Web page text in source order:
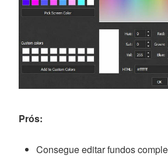
Prós:
Consegue editar fundos